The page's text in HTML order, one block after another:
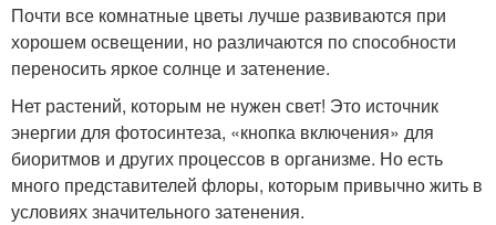
Почти все комнатные цветы лучше развиваются при
хорошем освещении, но различаются по способности
переносить яркое солнце и затенение.
Нет растений, которым не нужен свет! Это источник
энергии для фотосинтеза, «кнопка включения» для
биоритмов и других процессов в организме. Но есть
много представителей флоры, которым привычно жить в
условиях значительного затенения.